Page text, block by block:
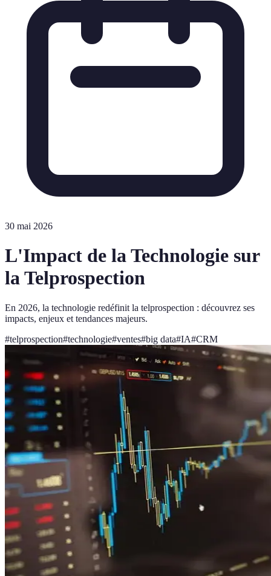
30 mai 2026
L'Impact de la Technologie sur
la Telprospection
En 2026, la technologie redéfinit la telprospection : découvrez ses
impacts, enjeux et tendances majeurs.
#telprospection#technologie#ventes#big data#IA#CRM